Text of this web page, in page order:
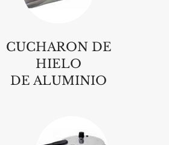
CUCHARON DE
HIELO
DE ALUMINIO